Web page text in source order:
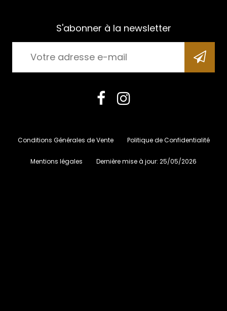
S'abonner à la newsletter
Conditions Générales de Vente Politique de Confidentialité
Mentions légales Dernière mise à jour: 25/05/2026